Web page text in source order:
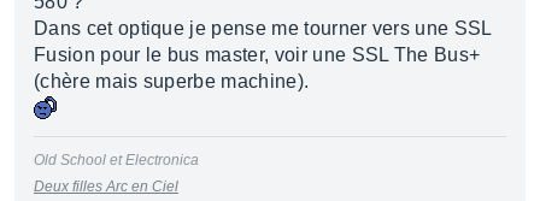
Dans cet optique je pense me tourner vers une SSL
Fusion pour le bus master, voir une SSL The Bus+
(chère mais superbe machine).
Old School et Electronica
Deux filles Arc en Ciel